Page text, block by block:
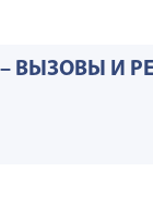
ВЫЗОВЫ И